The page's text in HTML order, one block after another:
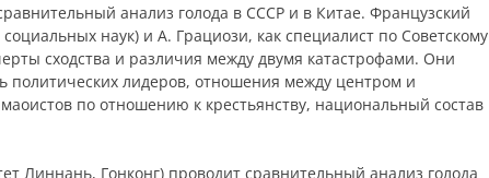
анализ голода в СССР и в Китае. Французский
наук) и А. Грациози, как специалист по Советскому
сходства и различия между двумя катастрофами. Они
политических лидеров, отношения между центром и
по отношению к крестьянству, национальный состав
Линнань, Гонконг) проводит сравнительный анализ голода